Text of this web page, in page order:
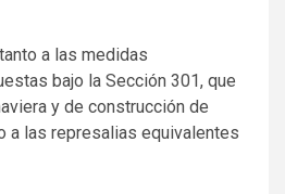
a las medidas
bajo la Sección 301, que
y de construcción de
a las represalias equivalentes